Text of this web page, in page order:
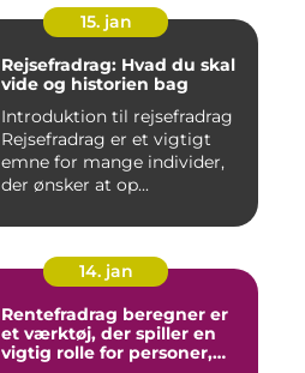
15. jan
Rejsefradrag: Hvad du skal
vide og historien bag
Introduktion til rejsefradrag
Rejsefradrag er et vigtigt
emne for mange individer,
der ønsker at op...
14. jan
Rentefradrag beregner er
et værktøj, der spiller en
vigtig rolle for personer,